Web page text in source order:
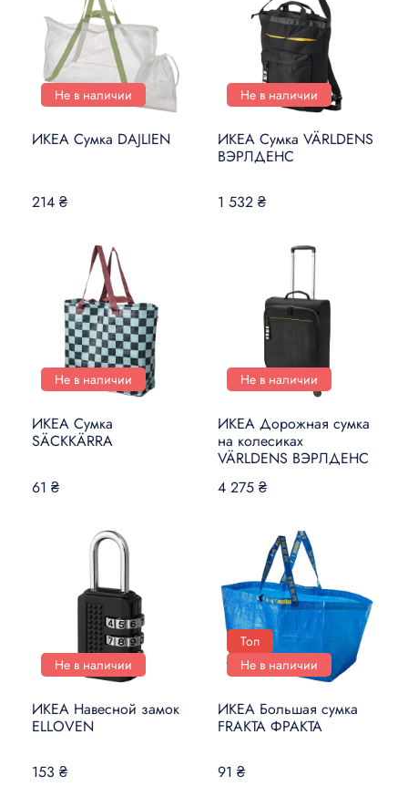
Не в наличии
ИКЕА Сумка DAJLIEN
214 ₴
Не в наличии
ИКЕА Сумка VÄRLDENS
ВЭРЛДЕНС
1 532 ₴
Не в наличии
ИКЕА Сумка
SÄCKKÄRRA
61 ₴
Не в наличии
ИКЕА Дорожная сумка
на колесиках
VÄRLDENS ВЭРЛДЕНС
4 275 ₴
Не в наличии
ИКЕА Навесной замок
ELLOVEN
153 ₴
Топ
Не в наличии
ИКЕА Большая сумка
FRAKTA ФРАКТА
91 ₴